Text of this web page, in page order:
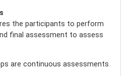
the participants to perform
final assessment to assess
are continuous assessments